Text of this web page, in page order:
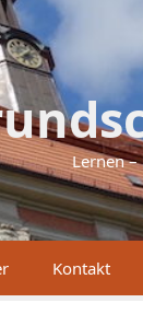
Lernen –
Kontakt